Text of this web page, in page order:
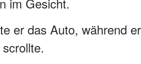
er das Auto, während